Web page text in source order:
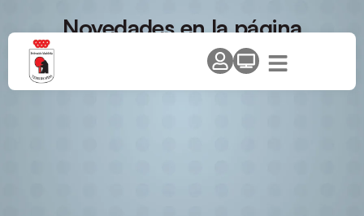
Novedades en la página